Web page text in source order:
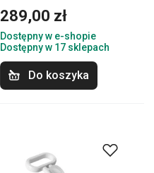
289,00 zł
Dostępny w e-shopie
Dostępny w 17 sklepach
Do koszyka